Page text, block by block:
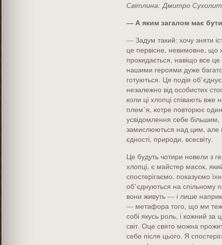
Світлина: Дмитро
— А яким загалом має
— Задум такий: хочу зняти
це первісне, невимовне, що
прокидається, навіщо все
нашими героями дуже
готуються. Ця подія
незалежно від особистих
коли ці хлопці співають вже
плем’я, котре повторює
усвідомлення себе
замислюються над цим, але
єдності, природи, всесвіту.
Це будуть чотири новели з
хлопці, є майстер масок,
спостерігаємо, показуємо
об’єднуються на спільному
вони живуть — і лише
— метафора того, що ми теж
собі якусь роль, і кожний
світ. Оце свято можна
себе після цього. Я